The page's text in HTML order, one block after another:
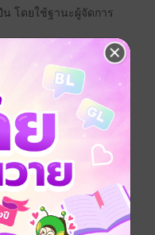
โดยใช้ฐานะผู้จัดการ
ปืนอันดับหนึ่งของซุ้ม
ราวนั้นแล้ว
ด้วยความลำบากยาก
ร้านหนึ่ง...
องสุกๆ นะ ”
อายุไม่น่าเกินสามสิบ
งกว่าเชฟใหญ่จากบาง